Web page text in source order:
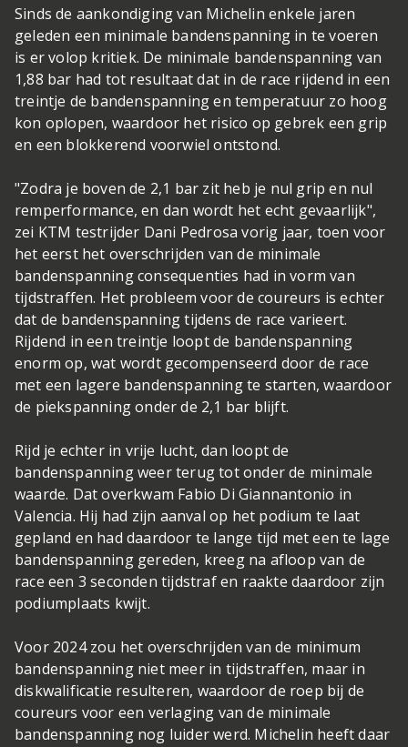
Sinds de aankondiging van Michelin enkele jaren
geleden een minimale bandenspanning in te voeren
is er volop kritiek. De minimale bandenspanning van
1,88 bar had tot resultaat dat in de race rijdend in een
treintje de bandenspanning en temperatuur zo hoog
kon oplopen, waardoor het risico op gebrek een grip
en een blokkerend voorwiel ontstond.
"Zodra je boven de 2,1 bar zit heb je nul grip en nul
remperformance, en dan wordt het echt gevaarlijk",
zei KTM testrijder Dani Pedrosa vorig jaar, toen voor
het eerst het overschrijden van de minimale
bandenspanning consequenties had in vorm van
tijdstraffen. Het probleem voor de coureurs is echter
dat de bandenspanning tijdens de race varieert.
Rijdend in een treintje loopt de bandenspanning
enorm op, wat wordt gecompenseerd door de race
met een lagere bandenspanning te starten, waardoor
de piekspanning onder de 2,1 bar blijft.
Rijd je echter in vrije lucht, dan loopt de
bandenspanning weer terug tot onder de minimale
waarde. Dat overkwam Fabio Di Giannantonio in
Valencia. Hij had zijn aanval op het podium te laat
gepland en had daardoor te lange tijd met een te lage
bandenspanning gereden, kreeg na afloop van de
race een 3 seconden tijdstraf en raakte daardoor zijn
podiumplaats kwijt.
Voor 2024 zou het overschrijden van de minimum
bandenspanning niet meer in tijdstraffen, maar in
diskwalificatie resulteren, waardoor de roep bij de
coureurs voor een verlaging van de minimale
bandenspanning nog luider werd. Michelin heeft daar